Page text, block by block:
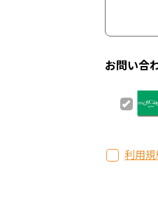
お問い合
利用